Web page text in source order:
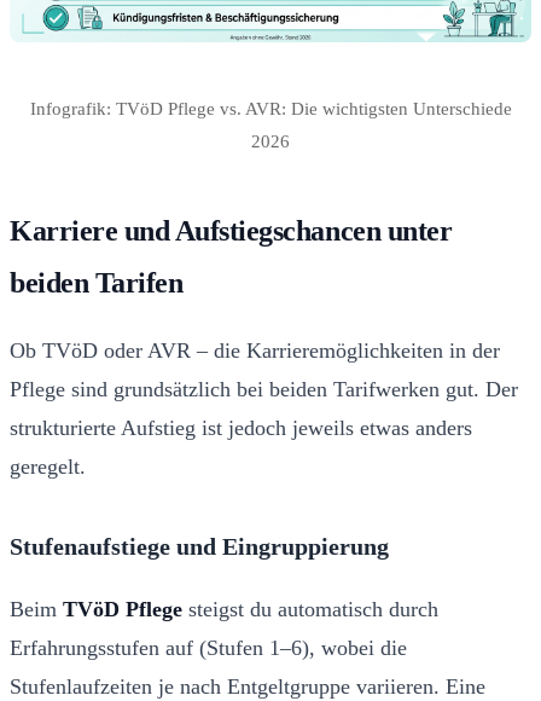
Infografik: TVöD Pflege vs. AVR: Die wichtigsten Unterschiede
2026
Karriere und Aufstiegschancen unter
beiden Tarifen
Ob TVöD oder AVR – die Karrieremöglichkeiten in der
Pflege sind grundsätzlich bei beiden Tarifwerken gut. Der
strukturierte Aufstieg ist jedoch jeweils etwas anders
geregelt.
Stufenaufstiege und Eingruppierung
Beim TVöD Pflege steigst du automatisch durch
Erfahrungsstufen auf (Stufen 1–6), wobei die
Stufenlaufzeiten je nach Entgeltgruppe variieren. Eine